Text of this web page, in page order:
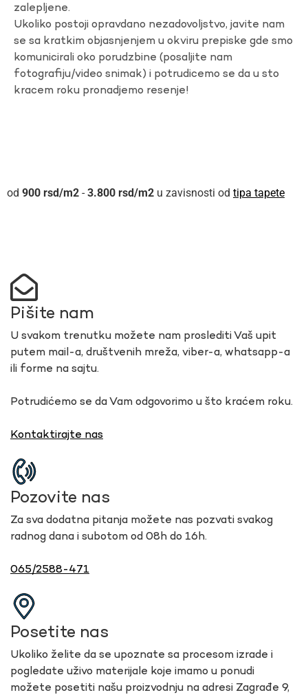
zalepljene.
Ukoliko postoji opravdano nezadovoljstvo, javite nam
se sa kratkim objasnjenjem u okviru prepiske gde smo
komunicirali oko porudzbine (posaljite nam
fotografiju/video snimak) i potrudicemo se da u sto
kracem roku pronadjemo resenje!
900 rsd - 3.800 rsd u zavisnosti od tipa tapete
Pišite nam
U svakom trenutku možete nam proslediti Vaš upit
putem mail-a, društvenih mreža, viber-a, whatsapp-a
ili forme na sajtu.
Potrudićemo se da Vam odgovorimo u što kraćem roku.
Kontaktirajte nas
Pozovite nas
Za sva dodatna pitanja možete nas pozvati svakog
radnog dana i subotom od 08h do 16h.
065/2588-471
Posetite nas
Ukoliko želite da se upoznate sa procesom izrade i
pogledate uživo materijale koje imamo u ponudi
možete posetiti našu proizvodnju na adresi Zagrađe 9,